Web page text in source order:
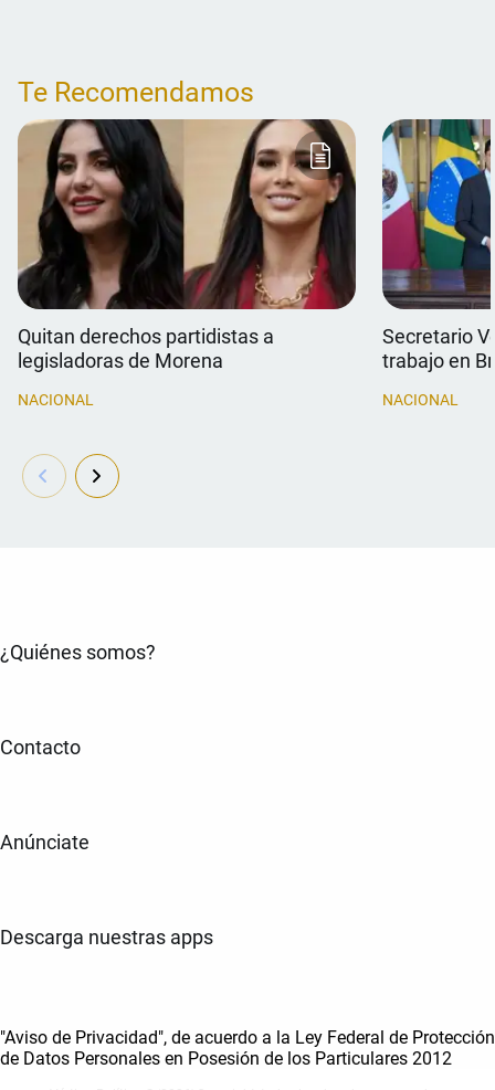
Te Recomendamos
Quitan derechos partidistas a
legisladoras de Morena
NACIONAL
Secretario
trabajo en
NACIONAL
¿Quiénes somos?
Contacto
Anúnciate
Descarga nuestras apps
"Aviso de Privacidad", de acuerdo a la Ley Federal de Protección
de Datos Personales en Posesión de los Particulares 2012